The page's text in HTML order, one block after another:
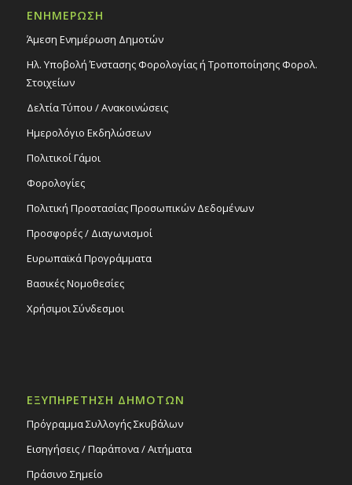
ΕΝΗΜΕΡΩΣΗ
Άμεση Ενημέρωση Δημοτών
Ηλ. Υποβολή Ένστασης Φορολογίας ή Τροποποίησης Φορολ.
Στοιχείων
Δελτία Τύπου / Ανακοινώσεις
Ημερολόγιο Εκδηλώσεων
Πολιτικοί Γάμοι
Φορολογίες
Πολιτική Προστασίας Προσωπικών Δεδομένων
Προσφορές / Διαγωνισμοί
Ευρωπαϊκά Προγράμματα
Βασικές Νομοθεσίες
Χρήσιμοι Σύνδεσμοι
ΕΞΥΠΗΡΕΤΗΣΗ ΔΗΜΟΤΩΝ
Πρόγραμμα Συλλογής Σκυβάλων
Εισηγήσεις / Παράπονα / Αιτήματα
Πράσινο Σημείο